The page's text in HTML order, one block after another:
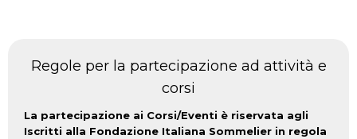
Regole per la partecipazione ad attività e
corsi
La partecipazione ai Corsi/Eventi è riservata agli
Iscritti alla Fondazione Italiana Sommelier in regola